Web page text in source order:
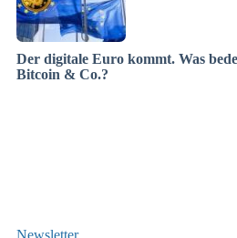
Der digitale Euro kommt. Was
Bitcoin & Co.?
Newsletter